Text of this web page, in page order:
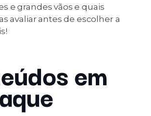
e grandes vãos e quais
avaliar antes de escolher a
em